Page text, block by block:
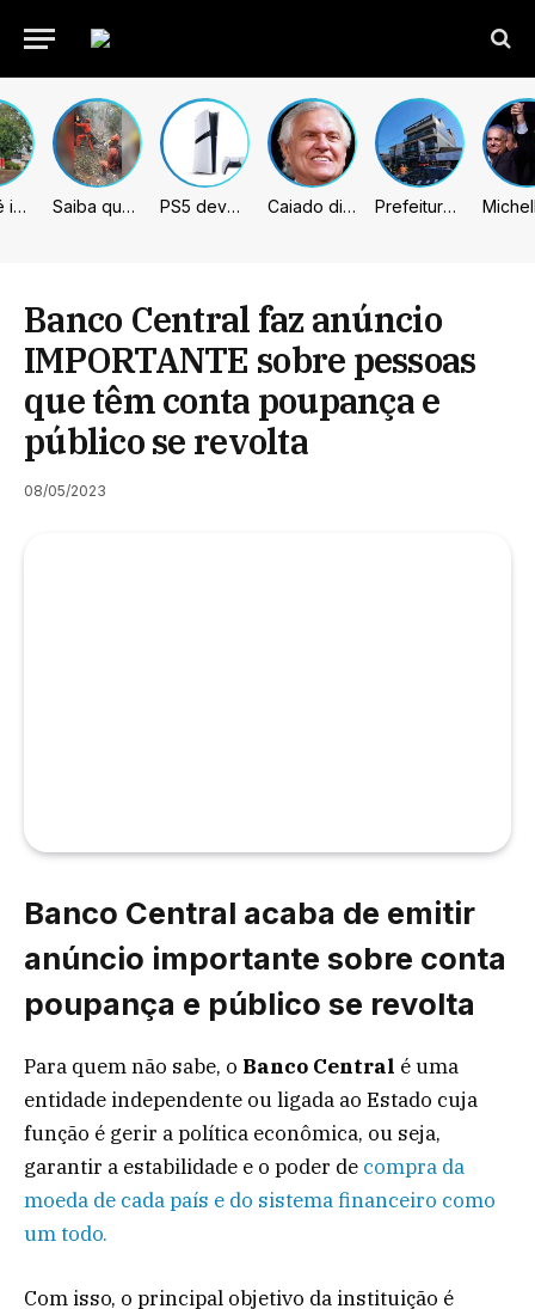
Sumaré inicia retirada de murtas para combater doença que ameaça a citricultura Saiba quem são as 4 vítimas de queda de helicóptero no Rio de Janeiro PS5 deve receber melhorias no PSSR com nova atualização de sistema Caiado diz que “governa” com emendas e julga facções terroristas Prefeitura de Sumaré inaugura nova subsede da GCM na Área Cura
Banco Central faz anúncio
IMPORTANTE sobre pessoas
que têm conta poupança e
público se revolta
08/05/2023
Banco Central acaba de emitir
anúncio importante sobre conta
poupança e público se revolta
Para quem não sabe, o Banco Central é uma
entidade independente ou ligada ao Estado cuja
função é gerir a política econômica, ou seja,
garantir a estabilidade e o poder de compra da
moeda de cada país e do sistema financeiro como
um todo.
Com isso, o principal objetivo da instituição é